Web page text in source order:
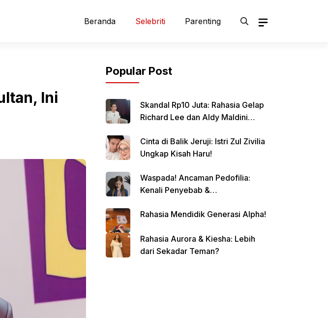
Beranda Selebriti Parenting
Ini
Popular Post
Skandal Rp10 Juta: Rahasia Gelap
Richard Lee dan Aldy Maldini
Cinta di Balik Jeruji: Istri Zul Zivilia
Ungkap Kisah Haru!
Waspada! Ancaman Pedofilia:
Kenali Penyebab &
Rahasia Mendidik Generasi Alpha!
Rahasia Aurora & Kiesha: Lebih
dari Sekadar Teman?